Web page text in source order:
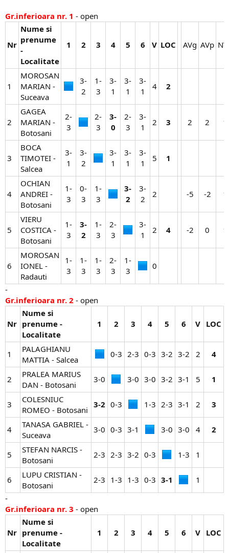
Gr.inferioara nr. 1 - open
Nr
Nume si
prenume
-
Localitate
1 2 3 4 5 6 V LOC AVg​ AVp​
1
MOROSAN
MARIAN -
Suceava
3-
2​
1-
3​
3-
1​
3-
1​
3-
1​
4​ 2
2
GAGEA
MARIAN -
Botosani
2-
3​
2-
3​
3-
0
2-
3​
3-
1​
2​ 3 2​ 2​ 1​
3
BOCA
TIMOTEI -
Salcea
3-
1​
3-
2​
3-
1​
3-
1​
3-
1​
5​ 1
4
OCHIAN
ANDREI -
Botosani
1-
3​
0-
3​
1-
3​
3-
2
3-
2​
2​ -5​ -2​ 1​
5
VIERU
COSTICA -
Botosani
1-
3​
3-
2
1-
3​
2-
3​
3-
1​
2​ 4 -2​ 0​ 1​
6
MOROSAN
IONEL -
Radauti
1-
3​
1-
3​
1-
3​
2-
3​
1-
3​
0​
-
Gr.inferioara nr. 2 - open
Nr
Nume si
prenume -
Localitate
1 2 3 4 5 6 V LOC
1
PALAGHIANU
MATTIA - Salcea
0-3​ 2-3​ 0-3​ 3-2​ 3-2​ 2​ 4
2
PRALEA MARIUS
DAN - Botosani
3-0​ 3-0​ 3-0​ 3-2​ 3-1​ 5​ 1
3
COLESNIUC
ROMEO - Botosani
3-2 0-3​ 1-3​ 2-3​ 3-1​ 2​ 3
4
TANASA GABRIEL -
Suceava
3-0​ 0-3​ 3-1​ 3-0​ 3-0​ 4​ 2
5
STEFAN NARCIS -
Botosani
2-3​ 2-3​ 3-2​ 0-3​ 1-3​ 1​
6
LUPU CRISTIAN -
Botosani
2-3​ 1-3​ 1-3​ 0-3​ 3-1
1​
-
Gr.inferioara nr. 3 - open
Nr
Nume si
prenume -
Localitate
1 2 3 4 5 6 V LOC